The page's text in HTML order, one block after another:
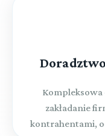
Kompleksowa
zakładanie
kontrahentami,